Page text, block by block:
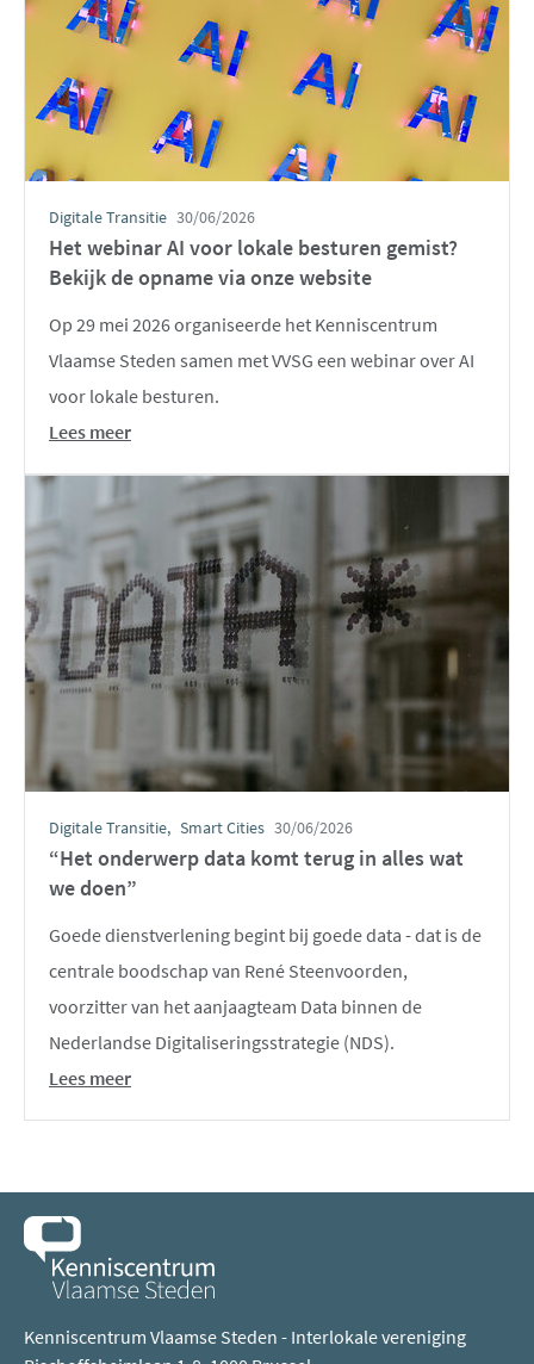
Het webinar AI voor lokale besturen gemist?
Bekijk de opname via onze website
Op 29 mei 2026 organiseerde het Kenniscentrum
Vlaamse Steden samen met VVSG een webinar over AI
voor lokale besturen.
Lees meer
Digitale Transitie 30/06/2026
“Het onderwerp data komt terug in alles wat
we doen”
Goede dienstverlening begint bij goede data - dat is de
centrale boodschap van René Steenvoorden,
voorzitter van het aanjaagteam Data binnen de
Nederlandse Digitaliseringsstrategie (NDS).
Lees meer
Digitale Transitie Smart Cities 30/06/2026
Kenniscentrum Vlaamse Steden - Interlokale vereniging